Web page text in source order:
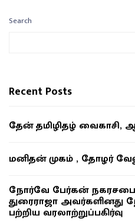
Search
Recent Posts
தேன் தமிழிதழ் வைகாசி,
மனிதன் முகம் , தோழர்
நோர்வே பேர்கன் நகரசபை
துரைராஜா அவர்களினது
பற்றிய வரலாற்றுப்பகிர்வு